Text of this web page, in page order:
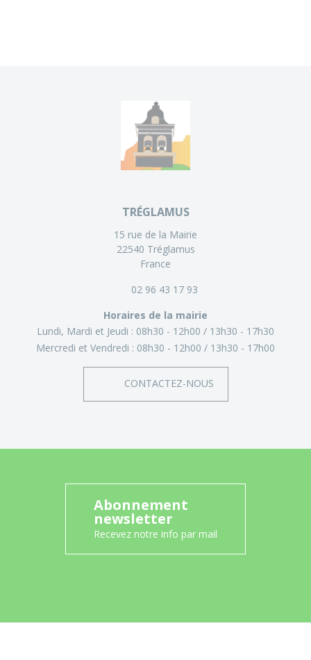
TRÉGLAMUS
15 rue de la Mairie
22540 Tréglamus
France
02 96 43 17 93
Horaires de la mairie
Lundi, Mardi et Jeudi : 08h30 - 12h00
13h30 - 17h30
Mercredi et Vendredi : 08h30 - 12h00 13h30 - 17h00
CONTACTEZ-NOUS
Abonnement
newsletter
Recevez notre info par mail